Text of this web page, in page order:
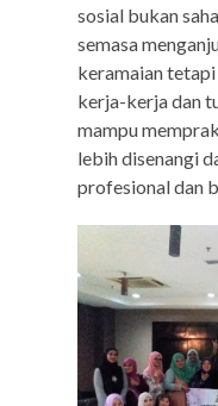
sosial bukan
semasa
keramaian
kerja-kerja dan
mampu
lebih disenangi
profesional dan